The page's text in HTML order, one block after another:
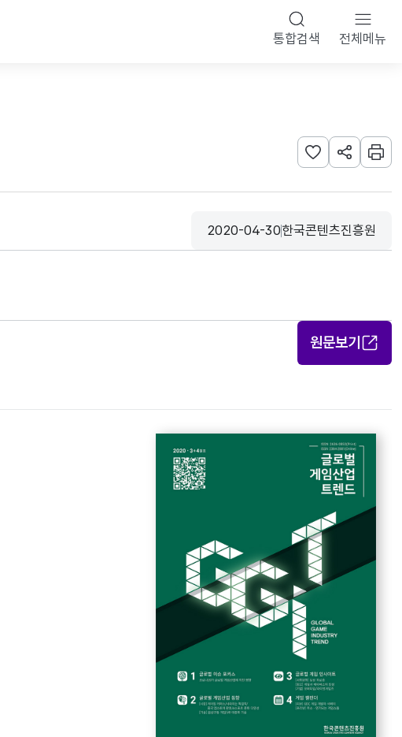
통합검색 전체메뉴
관심사 등록하기
URL 공유하
인쇄
등록일
2020-04-30
수집기관
한국콘텐츠진흥원
원문보기